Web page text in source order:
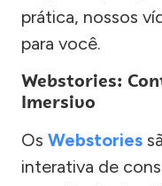
prática, nossos
para você.
Webstories:
Imersivo
Os Webstories
interativa de